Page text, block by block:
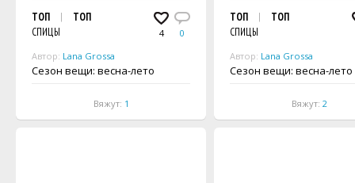
4 0
ТОП
ТОП
СПИЦЫ
Автор: Lana Grossa
Сезон вещи: весна-лето
Вяжут: 1
ТОП
ТОП
СПИЦЫ
Автор: Lana Grossa
Сезон вещи: весна-лето
Вяжут: 2